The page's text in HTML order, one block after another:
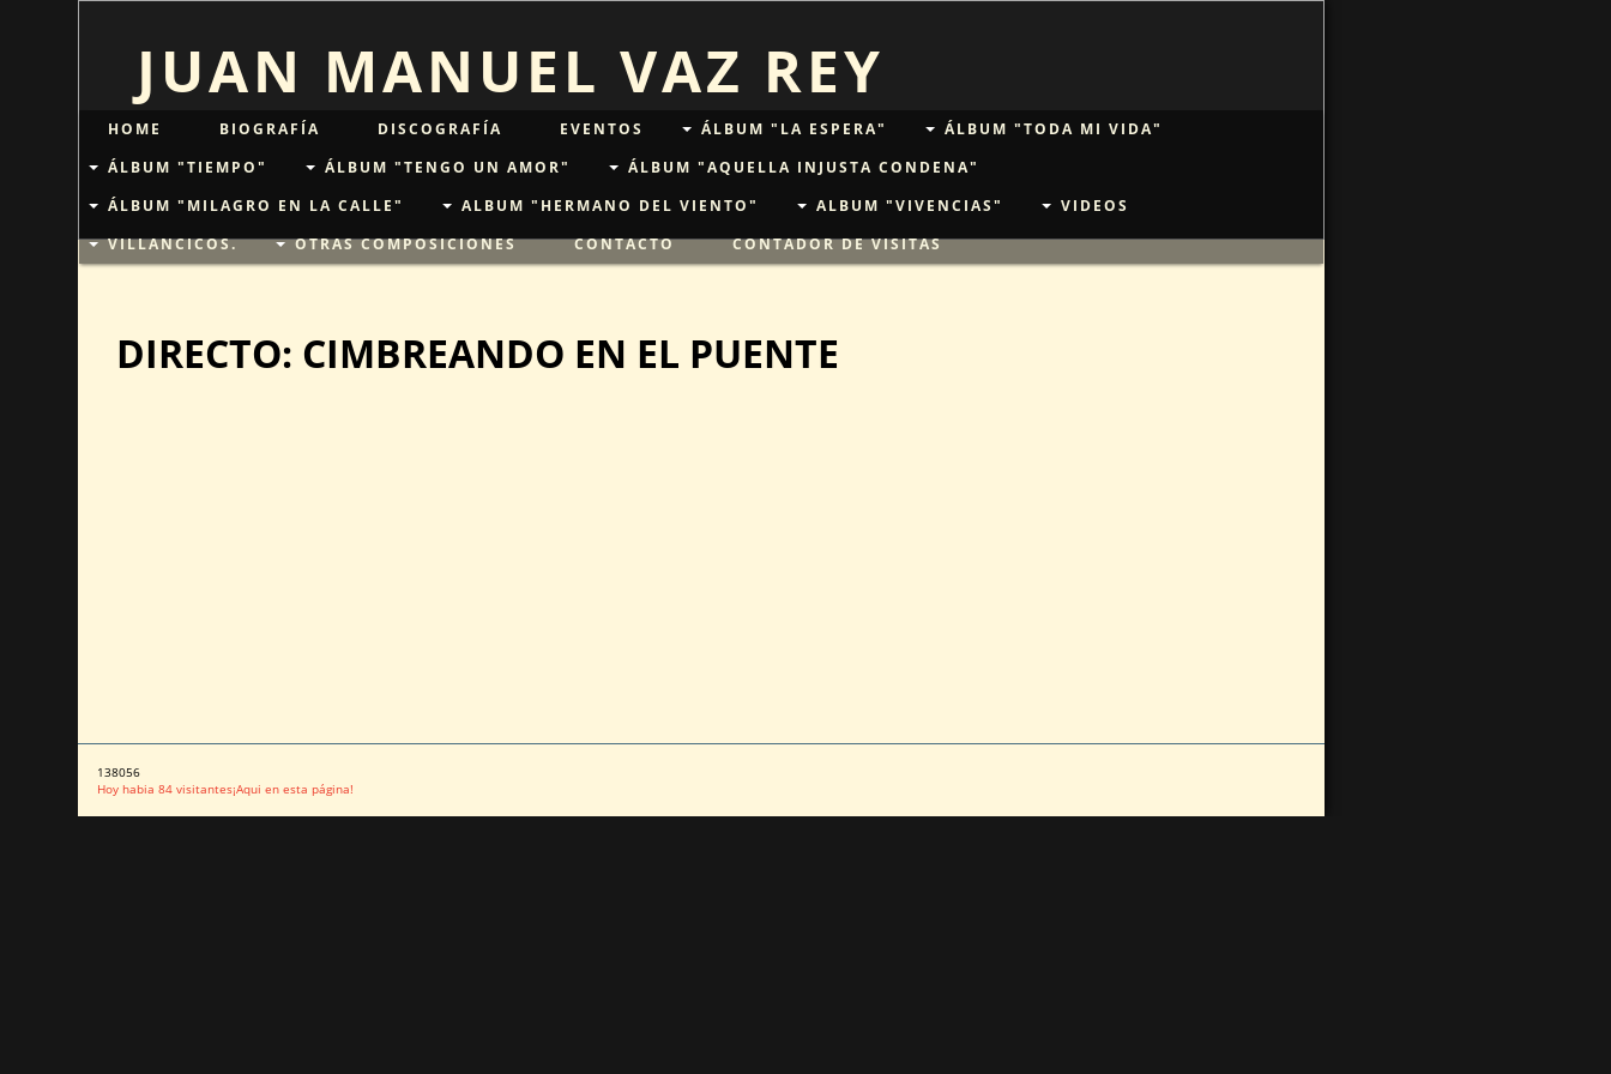
JUAN MANUEL VAZ REY
HOME BIOGRAFÍA DISCOGRAFÍA EVENTOS ÁLBUM "LA ESPERA"
ÁLBUM "TODA MI VIDA"
ÁLBUM "TIEMPO"
ÁLBUM "TENGO UN AMOR"
ÁLBUM "AQUELLA INJUSTA CONDENA"
ÁLBUM "MILAGRO EN LA CALLE"
ALBUM "HERMANO DEL VIENTO" ALBUM "VIVENCIAS"
VIDEOS
VILLANCICOS.
OTRAS COMPOSICIONES CONTACTO CONTADOR DE VISITAS
DIRECTO: CIMBREANDO EN EL PUENTE
138056
Hoy habia 84 visitantes¡Aqui en esta página!